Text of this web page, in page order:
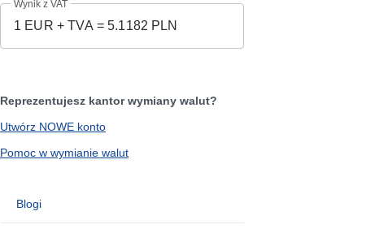
Wynik z VAT
Reprezentujesz kantor wymiany walut?
Utwórz NOWE konto
Pomoc w wymianie walut
Blogi